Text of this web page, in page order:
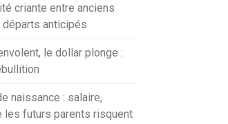
criante entre anciens
anticipés
le dollar plonge :
naissance : salaire,
les futurs parents risquent